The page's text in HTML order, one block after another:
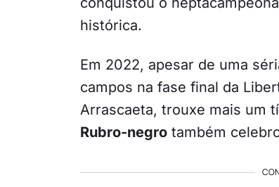
histórica.
Em 2022, apesar de uma
campos na fase final da
Arrascaeta, trouxe mais um
Rubro-negro também